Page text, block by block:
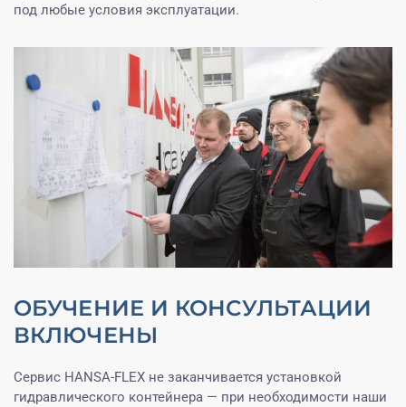
под любые условия эксплуатации.
ОБУЧЕНИЕ И КОНСУЛЬТАЦИИ
ВКЛЮЧЕНЫ
Сервис HANSA-FLEX не заканчивается установкой
гидравлического контейнера — при необходимости наши